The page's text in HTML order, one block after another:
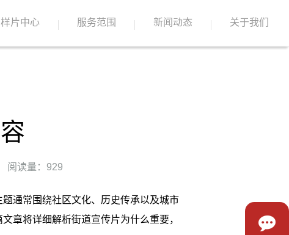
样片中心 服务范围 新闻动态 关于我们
阅读量：929
通常围绕社区文化、历史传承以及城市
章将详细解析街道宣传片为什么重要，